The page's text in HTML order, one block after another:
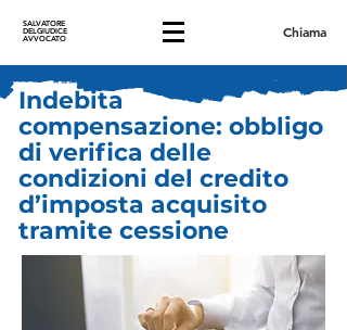
SALVATORE
DELGIUDICE
AVVOCATO Chiama
Indebita
compensazione: obbligo
di verifica delle
condizioni del credito
d’imposta acquisito
tramite cessione